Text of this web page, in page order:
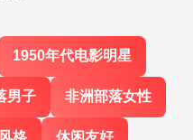
1950年代电影明星
男子 非洲部落女性